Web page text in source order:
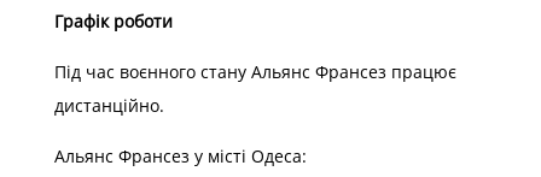
Графік роботи
Під час воєнного стану Альянс Франсез працює
дистанційно.
Альянс Франсез у місті Одеса: